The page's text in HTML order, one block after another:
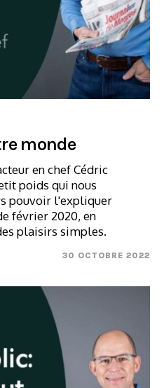
monde
en chef Cédric
poids qui nous
pouvoir l'expliquer
février 2020, en
plaisirs simples.
30 OCTOBRE 2022